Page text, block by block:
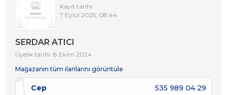
Kayıt tarihi:
7 Eylül 2025, 08:44
SERDAR ATICI
Üyelik tarihi: 8 Ekim 2024
Mağazanın tüm ilanlarını görüntüle
Cep 535 989 04 29